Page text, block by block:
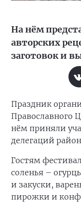
На нём
авторских
заготовок и
Праздник
Православного
нём приняли
делегаций
Гостям
соленья –
и закуски,
пирожки и